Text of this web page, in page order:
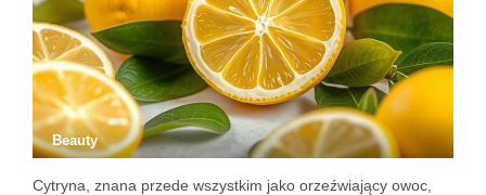
Beauty
Cytryna, znana przede wszystkim jako orzeźwiający owoc,